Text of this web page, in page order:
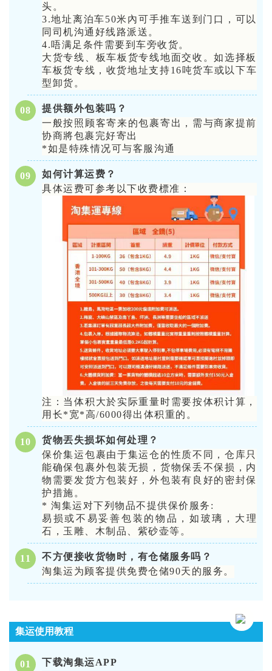
头。
3.地址离泊车50米內可手推车送到门口，可以
同司机沟通好线路派送。
4.唔满足条件需要到车旁收货。
大货专线、板车板货专线地面交收。如选择板
车板货专线，收货地址支持16吨货车或以下车
型卸货。
08
提供额外包装吗？
一般按照顾客寄来的包裹寄出，需与商家提前
协商將包裹完好寄出
*如是特殊情况可与客服沟通
09
如何计算运费？
具体运费可参考以下收费標准：
注：当体积大於实际重量时需要按体积计算，
用长*宽*高/6000得出体积重的。
10
货物丟失损坏如何处理？
保价集运包裹由于集运仓的性质不同，仓库只
能确保包裹外包装无损，货物保丢不保损，内
物需要发货方包装好，外包装有良好的密封保
护措施。
* 淘集运对下列物品不提供保价服务:
易损或不易妥善包装的物品，如玻璃，大理
石，玉雕、木制品、紫砂壶等。
11
不方便接收货物时，有仓储服务吗？
淘集运为顾客提供免费仓储90天的服务。
集运使用教程
01 下载淘集运APP